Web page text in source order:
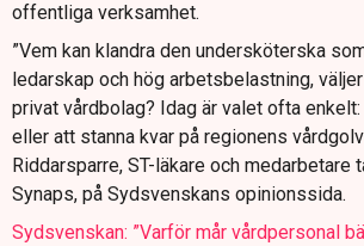
offentliga verksamhet.
”Vem kan klandra den undersköterska
ledarskap och hög arbetsbelastning,
privat vårdbolag? Idag är valet ofta
eller att stanna kvar på regionens
Riddarsparre, ST-läkare och medarbetare
Synaps, på Sydsvenskans opinionssida.
Sydsvenskan: ”Varför mår vårdpersonal